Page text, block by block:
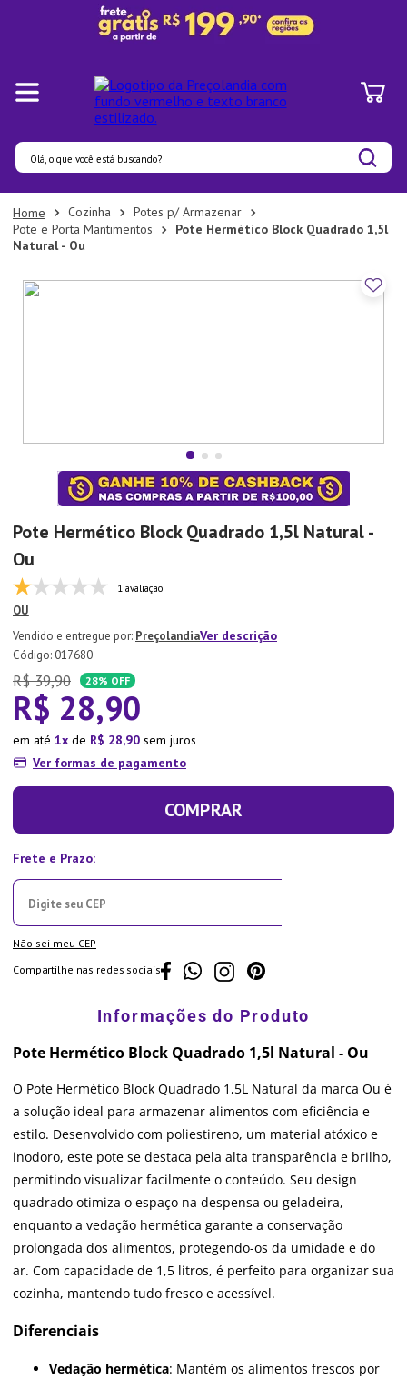
Olá, o que você está buscando?
Cozinha
Potes p/ Armazenar
Pote e Porta Mantimentos
Pote Hermético Block Quadrado 1,5l
Natural - Ou
Pote Hermético Block Quadrado 1,5l Natural -
Ou
1 avaliação
OU
PreçolandiaVer descrição
: 017680
R$ 39,90 28% OFF
R$ 28,90
em até 1 de R$ 28,90 sem juros
Ver formas de pagamento
COMPRAR
Não sei meu CEP
Compartilhe nas redes sociais
Pote Hermético Block Quadrado 1,5l Natural - Ou
O Pote Hermético Block Quadrado 1,5L Natural da marca Ou é
a solução ideal para armazenar alimentos com eficiência e
estilo. Desenvolvido com poliestireno, um material atóxico e
inodoro, este pote se destaca pela alta transparência e brilho,
permitindo visualizar facilmente o conteúdo. Seu design
quadrado otimiza o espaço na despensa ou geladeira,
enquanto a vedação hermética garante a conservação
prolongada dos alimentos, protegendo-os da umidade e do
ar. Com capacidade de 1,5 litros, é perfeito para organizar sua
cozinha, mantendo tudo fresco e acessível.
Diferenciais
Vedação hermética: Mantém os alimentos frescos por
Termos mais buscados
1 º
Panelas
3
Xicara